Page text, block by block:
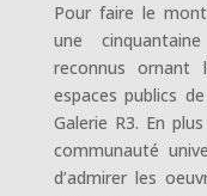
Pour faire le
une
reconnus ornant
espaces publics
Galerie R3. En
communauté
d’admirer les